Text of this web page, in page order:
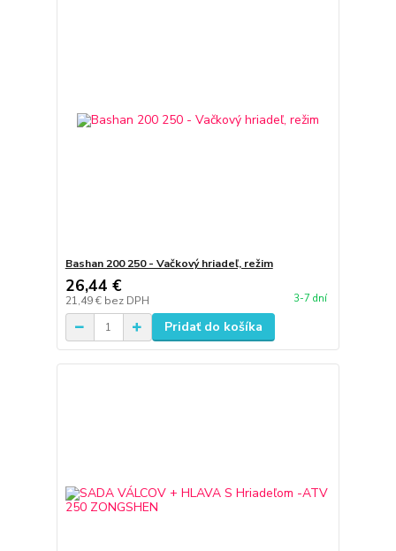
Bashan 200 250 - Vačkový hriadeľ, režim
26,44 €
21,49 € bez DPH 3-7 dní
Pridať do košíka